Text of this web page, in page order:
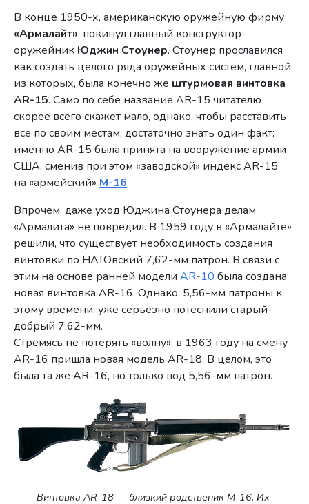
В конце 1950-х, американскую оружейную фирму
«Армалайт», покинул главный конструктор-
оружейник Юджин Стоунер. Стоунер прославился
как создать целого ряда оружейных систем, главной
из которых, была конечно же штурмовая винтовка
AR-15. Само по себе название AR-15 читателю
скорее всего скажет мало, однако, чтобы расставить
все по своим местам, достаточно знать один факт:
именно AR-15 была принята на вооружение армии
США, сменив при этом «заводской» индекс AR-15
на «армейский»M-16.
Впрочем, даже уход Юджина Стоунера делам
«Армалита» не повредил. В 1959 году в «Армалайте»
решили, что существует необходимость создания
винтовки по НАТОвский 7,62-мм патрон. В связи с
этим на основе ранней моделиAR-10была создана
новая винтовка AR-16. Однако, 5,56-мм патроны к
этому времени, уже серьезно потеснили старый-
добрый 7,62-мм.
Стремясь не потерять «волну», в 1963 году на смену
AR-16 пришла новая модель AR-18. В целом, это
была та же AR-16, но только под 5,56-мм патрон.
Винтовка AR-18 — близкий родственик M-16. Их